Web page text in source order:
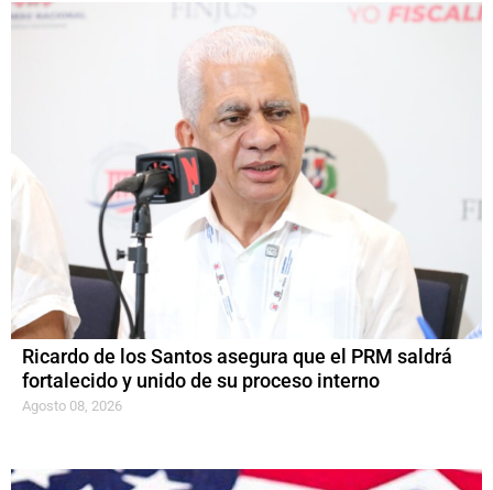
Ricardo de los Santos asegura que el PRM saldrá
fortalecido y unido de su proceso interno
Agosto 08, 2026